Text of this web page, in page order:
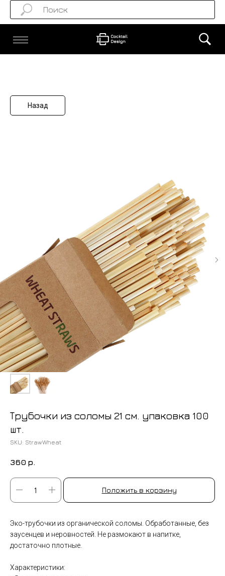
Назад
Трубочки из соломы 21 см. упаковка 100
шт.
SKU: StrawWheat
360 р.
Положить в корзину
Эко-трубочки из органической соломы. Обработанные, без
заусенцев и неровностей. Не размокают в напитке,
достаточно плотные.
Характеристики: